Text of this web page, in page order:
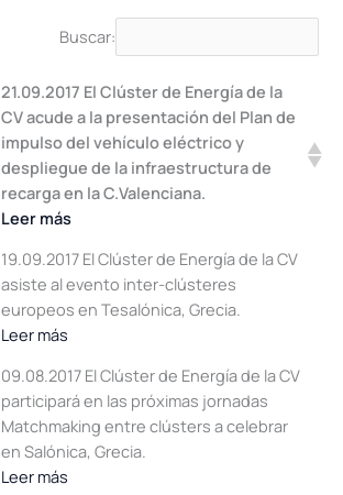
Buscar:
21.09.2017 El Clúster de Energía de la
CV acude a la presentación del Plan de
impulso del vehículo eléctrico y
despliegue de la infraestructura de
recarga en la C.Valenciana.
Leer más
19.09.2017 El Clúster de Energía de la CV
asiste al evento inter-clústeres
europeos en Tesalónica, Grecia.
Leer más
09.08.2017 El Clúster de Energía de la CV
participará en las próximas jornadas
Matchmaking entre clústers a celebrar
en Salónica, Grecia.
Leer más